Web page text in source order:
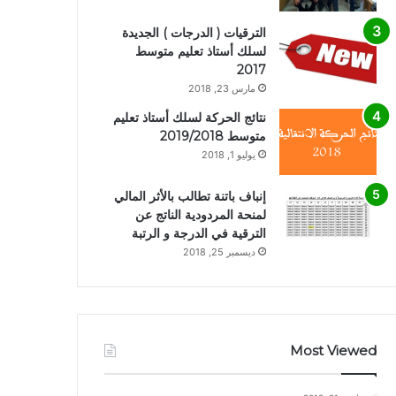
الترقيات ( الدرجات ) الجديدة
لسلك أستاذ تعليم متوسط
2017
مارس 23, 2018
نتائج الحركة لسلك أستاذ تعليم
متوسط 2019/2018
يوليو 1, 2018
إنباف باتنة تطالب بالأثر المالي
لمنحة المردودية الناتج عن
الترقية في الدرجة و الرتبة
ديسمبر 25, 2018
Most Viewed